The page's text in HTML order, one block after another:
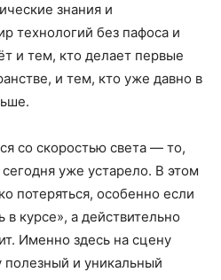
знания и
технологий без пафоса и
и тем, кто делает первые
и тем, кто уже давно в
со скоростью света — то,
уже устарело. В этом
потеряться, особенно если
курсе», а действительно
Именно здесь на сцену
и уникальный